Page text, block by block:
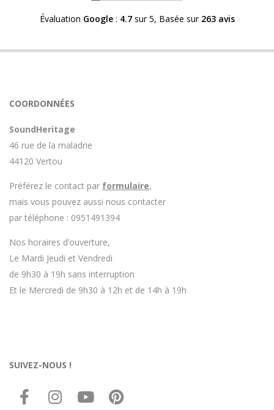
m'a fourni des explications sur le pourquoi cet aspect
visuel.
enceinte n'est plus fabriqué (et donc vendu) et que
Avoir ce genre d'explication est utile et valorisant pour
rendez le matériel.
Évaluation Google: 4.7sur 5, Basée sur 263 avis
COORDONNÉES
SoundHeritage
46 rue de la maladrie
44120 Vertou
Préférez le contact par formulaire,
mais vous pouvez aussi nous contacter
par téléphone : 0951491394
Nos horaires d’ouverture,
Le Mardi Jeudi et Vendredi
de 9h30 à 19h sans interruption
Et le Mercredi de 9h30 à 12h et de 14h à 19h
SUIVEZ-NOUS !